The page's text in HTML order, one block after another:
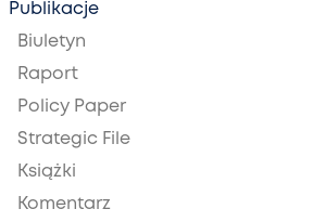
Publikacje
Biuletyn
Raport
Policy Paper
Strategic File
Książki
Komentarz